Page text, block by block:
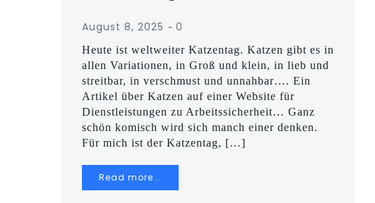
August 8, 2025 - 0
Heute ist weltweiter Katzentag. Katzen gibt es in
allen Variationen, in Groß und klein, in lieb und
streitbar, in verschmust und unnahbar…. Ein
Artikel über Katzen auf einer Website für
Dienstleistungen zu Arbeitssicherheit… Ganz
schön komisch wird sich manch einer denken.
Für mich ist der Katzentag, […]
Read more...